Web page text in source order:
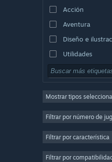
Acción
Aventura
Diseño e
Utilidades
Free to Play
Multijugador
Casuales
Simulación
Mostrar tipos
Filtrar por número de
Filtrar por característica
Filtrar por